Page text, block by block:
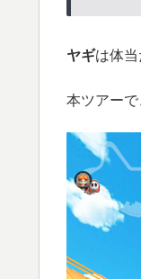
ヤギは体当
本ツアー